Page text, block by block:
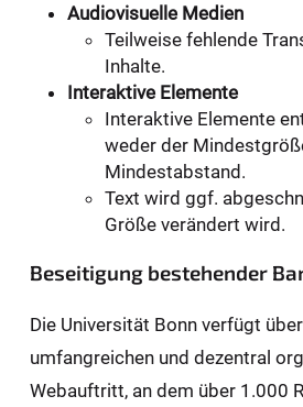
Audiovisuelle Medien
Teilweise fehlende
Inhalte.
Interaktive Elemente
Interaktive Elemente
weder der
Mindestabstand.
Text wird ggf.
Größe verändert wird.
Beseitigung bestehender
Die Universität Bonn verfügt
umfangreichen und dezentral
Webauftritt, an dem über 1.000